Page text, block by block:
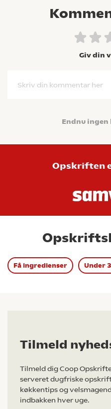
Giv din
Skriv din kommentar her
Endnu
Opskriften
Få ingredienser Under
Tilmeld
Tilmeld dig Coop
serveret dugfriske
køkkentips og
indbakken hver uge.